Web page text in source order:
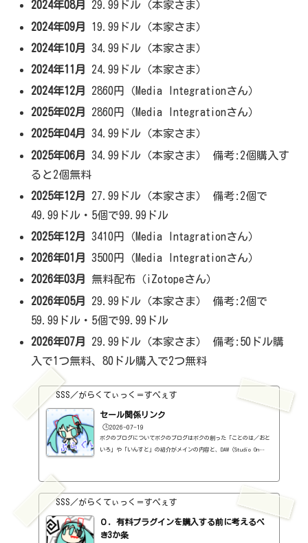
2024年08月
29.99ドル（本家さま）
2024年09月
19.99ドル（本家さま）
2024年10月
34.99ドル（本家さま）
2024年11月
24.99ドル（本家さま）
2024年12月
2860円（Media Integrationさん）
2025年02月
2860円（Media Integrationさん）
2025年04月
34.99ドル（本家さま）
2025年06月
34.99ドル（本家さま） 備考:2個購入す
ると2個無料
2025年12月
27.99ドル（本家さま） 備考:2個で
49.99ドル・5個で99.99ドル
2025年12月
3410円（Media Intagrationさん）
2026年01月
3500円（Media Integrationさん）
2026年03月
無料配布（iZotopeさん）
2026年05月
29.99ドル（本家さま） 備考:2個で
59.99ドル・5個で99.99ドル
2026年07月
29.99ドル（本家さま） 備考:50ドル購
入で1つ無料、80ドル購入で2つ無料
SSS／がらくてぃっく＝すぺぇす
セール関係リンク
🕒️2026-07-19
ボクのブログについてボクのブログはボクの創った「ことのは／おと
いろ」や「いんすと」の紹介がメインの内容と、DAW（Studio On
録はしていますし、セールしているプラグインはブログの最初の方に
表示するように（編集したら、自動的に最初の方に表示されてるだけ
ですが・・...
SSS／がらくてぃっく＝すぺぇす
０．有料プラグインを購入する前に考えるべ
き3か条